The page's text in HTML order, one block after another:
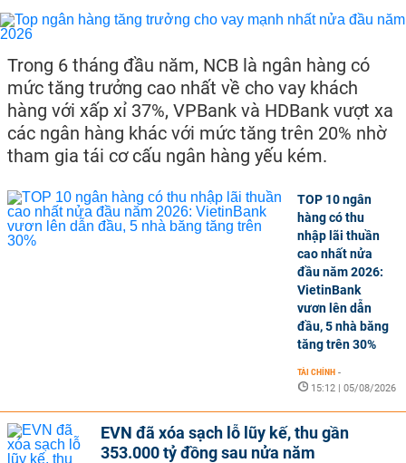
Trong 6 tháng đầu năm, NCB là ngân hàng có
mức tăng trưởng cao nhất về cho vay khách
hàng với xấp xỉ 37%, VPBank và HDBank vượt xa
các ngân hàng khác với mức tăng trên 20% nhờ
tham gia tái cơ cấu ngân hàng yếu kém.
TOP 10 ngân
hàng có thu
nhập lãi thuần
cao nhất nửa
đầu năm 2026:
VietinBank
vươn lên dẫn
đầu, 5 nhà băng
tăng trên 30%
TÀI CHÍNH -
15:12 | 05/08/2026
EVN đã xóa sạch lỗ lũy kế, thu gần
353.000 tỷ đồng sau nửa năm